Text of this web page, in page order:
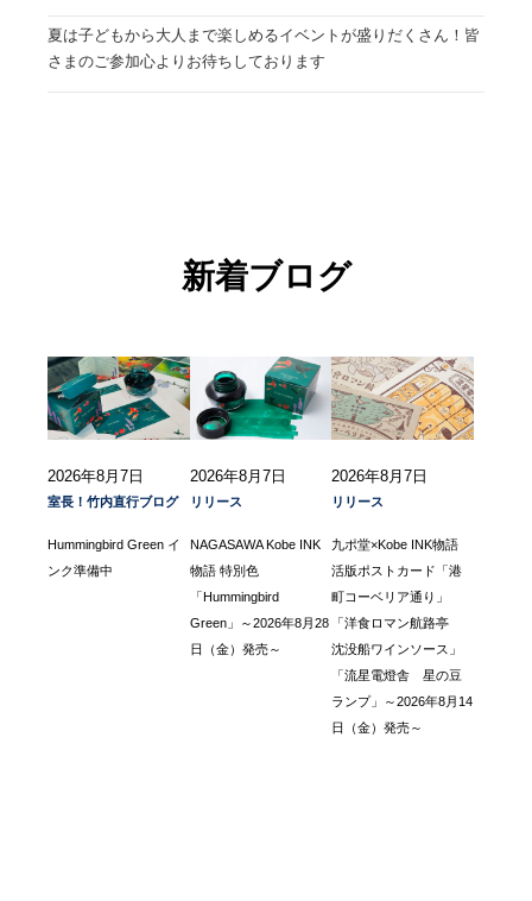
夏は子どもから大人まで楽しめるイベントが盛りだくさん！皆
さまのご参加心よりお待ちしております
新着ブログ
2026年8月7日
室長！竹内直行ブログ
Hummingbird Green イ
ンク準備中
2026年8月7日
リリース
NAGASAWA Kobe INK
物語 特別色
「Hummingbird
Green」～2026年8月28
日（金）発売～
2026年8月7日
リリース
九ポ堂×Kobe INK物語
活版ポストカード「港
町コーベリア通り」
「洋食ロマン航路亭
沈没船ワインソース」
「流星電燈舎 星の豆
ランプ」～2026年8月14
日（金）発売～